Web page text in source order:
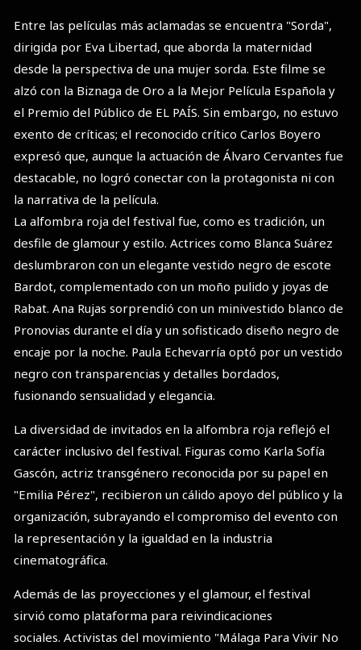
Entre las películas más aclamadas se encuentra "Sorda",
dirigida por Eva Libertad, que aborda la maternidad
desde la perspectiva de una mujer sorda. Este filme se
alzó con la Biznaga de Oro a la Mejor Película Española y
el Premio del Público de EL PAÍS. Sin embargo, no estuvo
exento de críticas; el reconocido crítico Carlos Boyero
expresó que, aunque la actuación de Álvaro Cervantes fue
destacable, no logró conectar con la protagonista ni con
la narrativa de la película.
La alfombra roja del festival fue, como es tradición, un
desfile de glamour y estilo. Actrices como Blanca Suárez
deslumbraron con un elegante vestido negro de escote
Bardot, complementado con un moño pulido y joyas de
Rabat. Ana Rujas sorprendió con un minivestido blanco de
Pronovias durante el día y un sofisticado diseño negro de
encaje por la noche. Paula Echevarría optó por un vestido
negro con transparencias y detalles bordados,
fusionando sensualidad y elegancia.
La diversidad de invitados en la alfombra roja reflejó el
carácter inclusivo del festival. Figuras como Karla Sofía
Gascón, actriz transgénero reconocida por su papel en
"Emilia Pérez", recibieron un cálido apoyo del público y la
organización, subrayando el compromiso del evento con
la representación y la igualdad en la industria
cinematográfica.
Además de las proyecciones y el glamour, el festival
sirvió como plataforma para reivindicaciones
sociales. Activistas del movimiento "Málaga Para Vivir No